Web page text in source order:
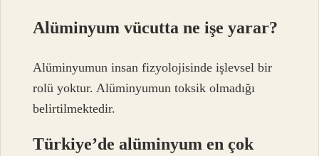
Alüminyum vücutta ne işe yarar?
Alüminyumun insan fizyolojisinde işlevsel bir
rolü yoktur. Alüminyumun toksik olmadığı
belirtilmektedir.
Türkiye’de alüminyum en çok